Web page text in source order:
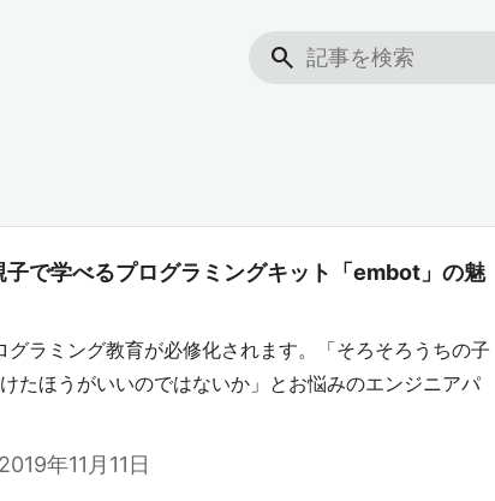
search
子で学べるプログラミングキット「embot」の魅
ラミング教育が必修化されます。「そろそろうちの子
たほうがいいのではないか」とお悩みのエンジニアパ
2019年11月11日